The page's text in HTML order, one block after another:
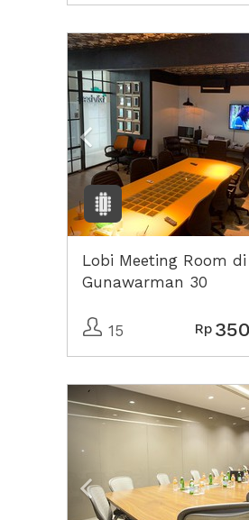
Previous
Lobi Meeting Room di
Gunawarman 30
15 Rp
Previous